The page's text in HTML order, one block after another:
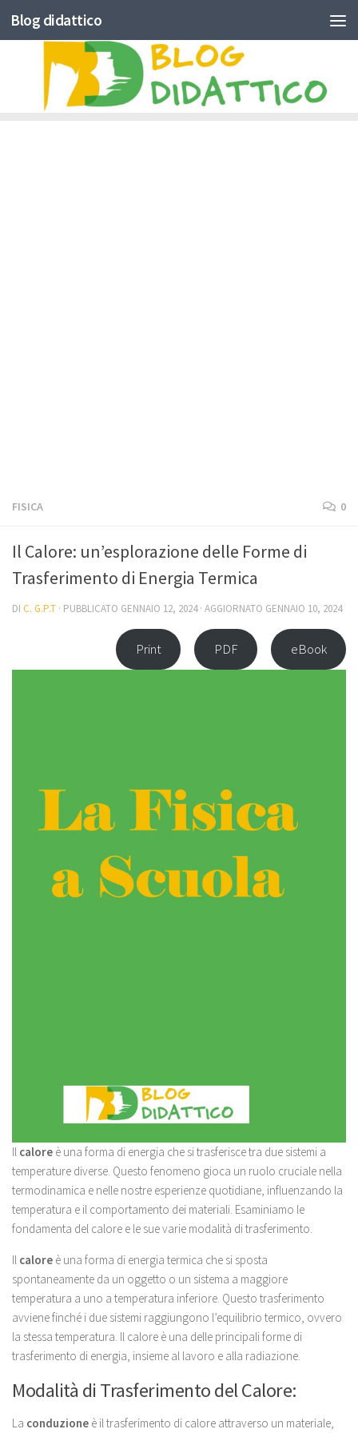
Skip to content
Blog didattico
FISICA 0
Il Calore: un’esplorazione delle Forme di
Trasferimento di Energia Termica
DI C. G.P.T · PUBBLICATO GENNAIO 12, 2024· AGGIORNATO GENNAIO 10, 2024
Print PDF eBook
Il calore è una forma di energia che si trasferisce tra due sistemi a
temperature diverse. Questo fenomeno gioca un ruolo cruciale nella
termodinamica e nelle nostre esperienze quotidiane, influenzando la
temperatura e il comportamento dei materiali. Esaminiamo le
fondamenta del calore e le sue varie modalità di trasferimento.
Il calore è una forma di energia termica che si sposta
spontaneamente da un oggetto o un sistema a maggiore
temperatura a uno a temperatura inferiore. Questo trasferimento
avviene finché i due sistemi raggiungono l’equilibrio termico, ovvero
la stessa temperatura. Il calore è una delle principali forme di
trasferimento di energia, insieme al lavoro e alla radiazione.
Modalità di Trasferimento del Calore:
La conduzione è il trasferimento di calore attraverso un materiale,